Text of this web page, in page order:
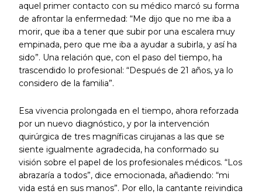
aquel primer contacto con su médico marcó su forma
de afrontar la enfermedad: “Me dijo que no me iba a
morir, que iba a tener que subir por una escalera muy
empinada, pero que me iba a ayudar a subirla, y así ha
sido”. Una relación que, con el paso del tiempo, ha
trascendido lo profesional: “Después de 21 años, ya lo
considero de la familia”.
Esa vivencia prolongada en el tiempo, ahora reforzada
por un nuevo diagnóstico, y por la intervención
quirúrgica de tres magníficas cirujanas a las que se
siente igualmente agradecida, ha conformado su
visión sobre el papel de los profesionales médicos. “Los
abrazaría a todos”, dice emocionada, añadiendo: “mi
vida está en sus manos”. Por ello, la cantante reivindica